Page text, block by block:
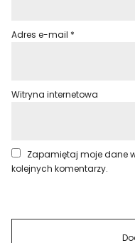
Adres e-mail *
Witryna internetowa
Zapamiętaj moje dane
kolejnych komentarzy.